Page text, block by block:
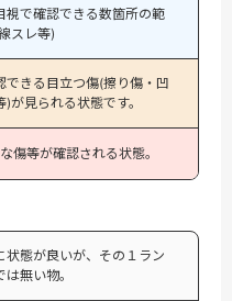
視で確認できる数箇所の範
スレ等)
できる目立つ傷(擦り傷・凹
が見られる状態です。
傷等が確認される状態。
状態が良いが、その１ラン
無い物。